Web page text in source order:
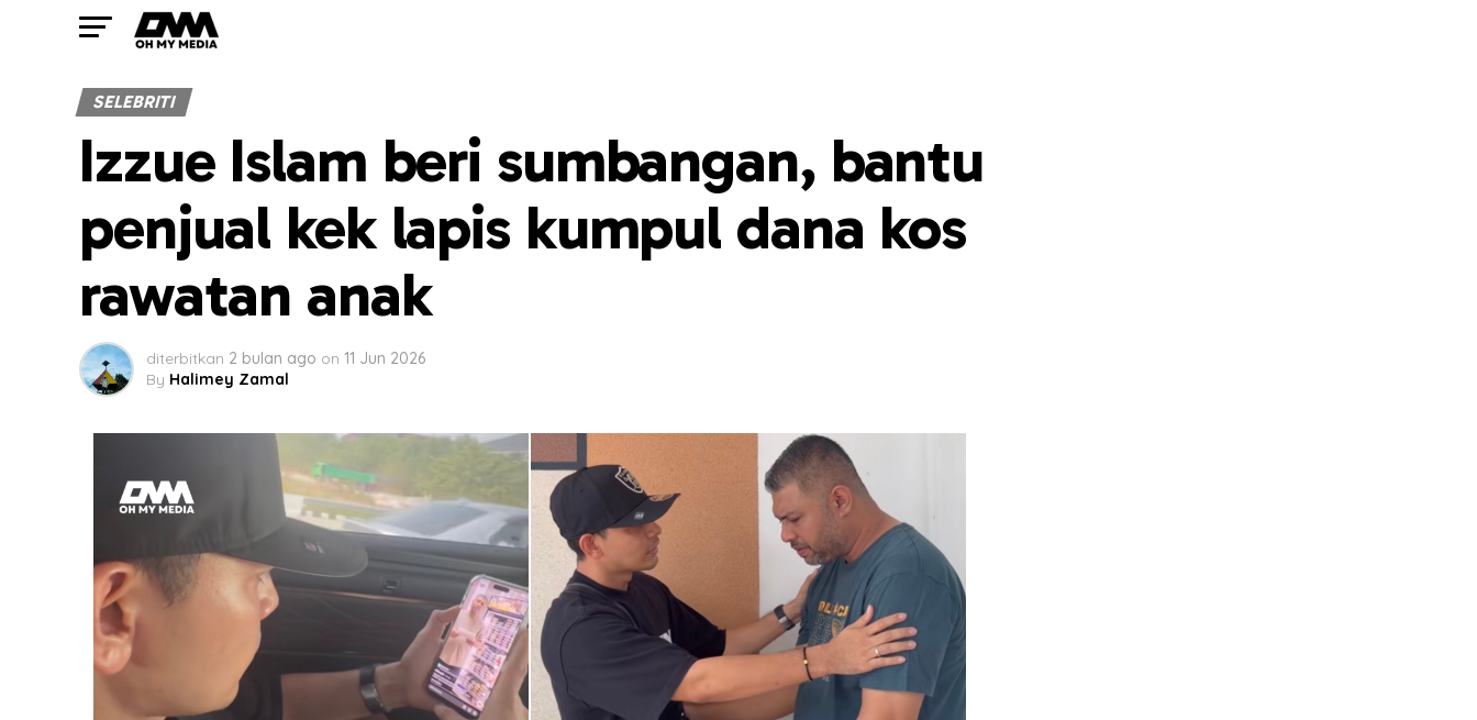
SELEBRITI
Izzue Islam beri sumbangan, bantu
penjual kek lapis kumpul dana kos
rawatan anak
diterbitkan 2 bulan ago on 11 Jun 2026
By Halimey Zamal